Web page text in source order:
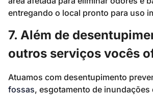
entregando o local pronto para uso
7. Além de
outros serviços vocês
Atuamos com desentupimento
fossas, esgotamento de inundações